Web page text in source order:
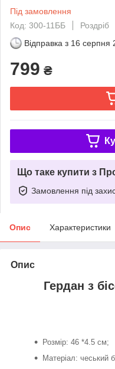
Під замовлення
Код: 300-11ББ
Роздріб
Відправка з 16 серпня
799 ₴
Що таке купити з
Замовлення під
Опис Характеристики
Опис
Гердан з
Розмір: 46 *4.5 см;
Матеріал: чеський